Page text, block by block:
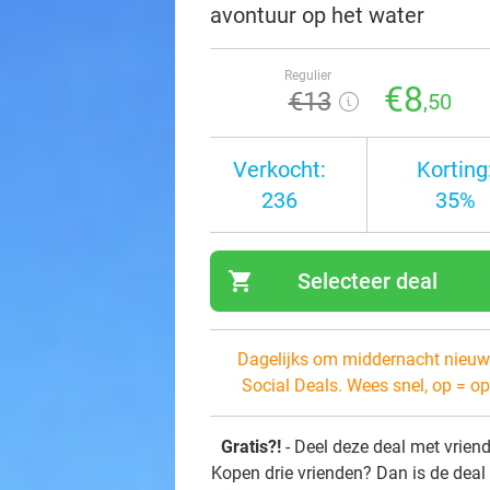
avontuur op het water
Regulier
€13 €8,50
Verkocht:
236
35%
shopping_cart Selecteer deal
Dagelijks om middernacht
Social Deals. Wees snel, op =
Gratis?! - Deel deze deal met
Kopen drie vrienden? Dan is de